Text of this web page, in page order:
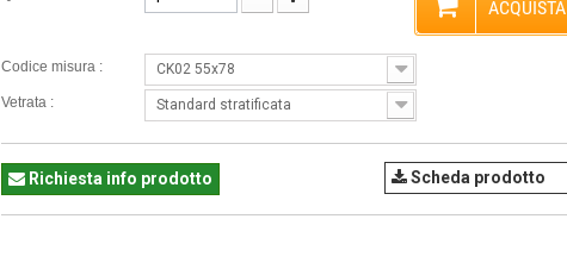
ACQUISTA
Codice misura :
CK02 55x78
Vetrata :
Standard stratificata
Richiesta info prodotto Scheda prodotto